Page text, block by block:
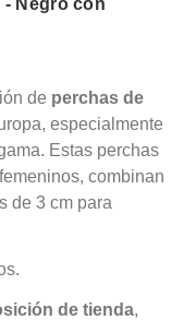
de perchas de
especialmente
Estas perchas
combinan
de 3 cm para
de tienda,